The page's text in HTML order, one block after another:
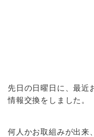
先日の日曜日に、最近
情報交換をしました。
何人かお取組みが出来